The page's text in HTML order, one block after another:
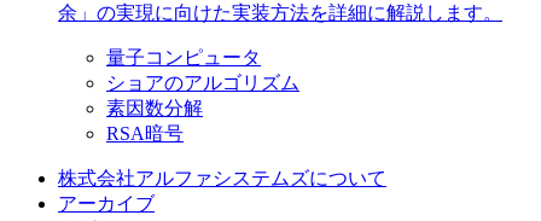
余」の実現に向けた実装方法を詳細に解説します。
量子コンピュータ
ショアのアルゴリズム
素因数分解
RSA暗号
株式会社アルファシステムズについて
アーカイブ